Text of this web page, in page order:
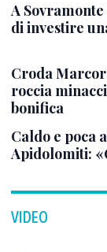
A
di investire
Croda
roccia
bonifica
Caldo e poca
Apidolomiti:
VIDEO